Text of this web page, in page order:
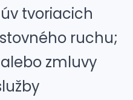
tvoriacich
ruchu;
zmluvy